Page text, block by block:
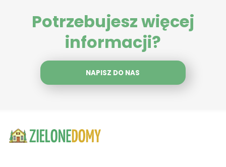
Potrzebujesz więcej
informacji?
NAPISZ DO NAS